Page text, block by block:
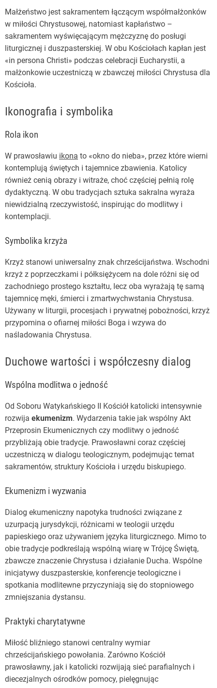
Małżeństwo jest sakramentem łączącym współmałżonków
w miłości Chrystusowej, natomiast kapłaństwo –
sakramentem wyświęcającym mężczyznę do posługi
liturgicznej i duszpasterskiej. W obu Kościołach kapłan jest
«in persona Christi» podczas celebracji Eucharystii, a
małżonkowie uczestniczą w zbawczej miłości Chrystusa dla
Kościoła.
Ikonografia i symbolika
Rola ikon
W prawosławiu ikona to «okno do nieba», przez które wierni
kontemplują świętych i tajemnice zbawienia. Katolicy
również cenią obrazy i witraże, choć częściej pełnią rolę
dydaktyczną. W obu tradycjach sztuka sakralna wyraża
niewidzialną rzeczywistość, inspirując do modlitwy i
kontemplacji.
Symbolika krzyża
Krzyż stanowi uniwersalny znak chrześcijaństwa. Wschodni
krzyż z poprzeczkami i półksiężycem na dole różni się od
zachodniego prostego kształtu, lecz oba wyrażają tę samą
tajemnicę męki, śmierci i zmartwychwstania Chrystusa.
Używany w liturgii, procesjach i prywatnej pobożności, krzyż
przypomina o ofiarnej miłości Boga i wzywa do
naśladowania Chrystusa.
Duchowe wartości i współczesny dialog
Wspólna modlitwa o jedność
Od Soboru Watykańskiego II Kościół katolicki intensywnie
rozwija ekumenizm. Wydarzenia takie jak wspólny Akt
Przeprosin Ekumenicznych czy modlitwy o jedność
przybliżają obie tradycje. Prawosławni coraz częściej
uczestniczą w dialogu teologicznym, podejmując temat
sakramentów, struktury Kościoła i urzędu biskupiego.
Ekumenizm i wyzwania
Dialog ekumeniczny napotyka trudności związane z
uzurpacją jurysdykcji, różnicami w teologii urzędu
papieskiego oraz używaniem języka liturgicznego. Mimo to
obie tradycje podkreślają wspólną wiarę w Trójcę Świętą,
zbawcze znaczenie Chrystusa i działanie Ducha. Wspólne
inicjatywy duszpasterskie, konferencje teologiczne i
spotkania modlitewne przyczyniają się do stopniowego
zmniejszania dystansu.
Praktyki charytatywne
Miłość bliźniego stanowi centralny wymiar
chrześcijańskiego powołania. Zarówno Kościół
prawosławny, jak i katolicki rozwijają sieć parafialnych i
diecezjalnych ośrodków pomocy, pielęgnując